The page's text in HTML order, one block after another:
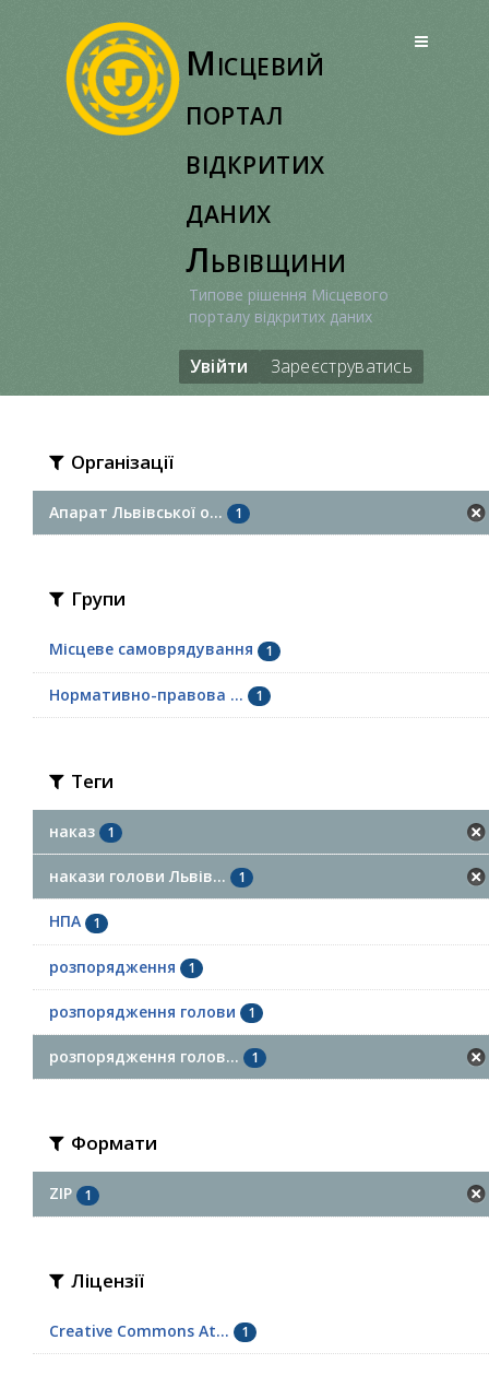
Місцевий
портал
відкритих
даних
Львівщини
Типове рішення Місцевого
порталу відкритих даних
Увійти Зареєструватись
Організації
Апарат Львівської о... 1
Групи
Місцеве самоврядування 1
Нормативно-правова ... 1
Теги
наказ 1
накази голови Львів... 1
НПА 1
розпорядження 1
розпорядження голови 1
розпорядження голов... 1
Формати
ZIP 1
Ліцензії
Creative Commons At... 1